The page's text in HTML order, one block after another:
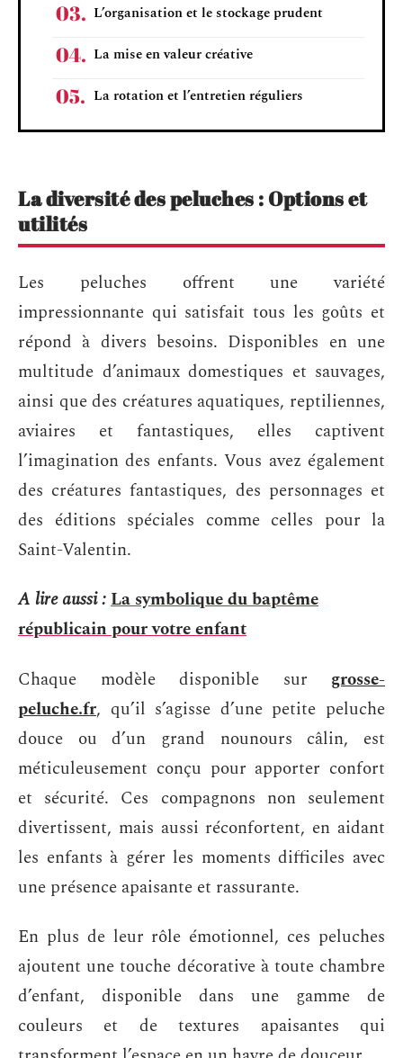
L’organisation et le stockage prudent
La mise en valeur créative
La rotation et l’entretien réguliers
La diversité des peluches : Options et
utilités
Les peluches offrent une variété
impressionnante qui satisfait tous les goûts et
répond à divers besoins. Disponibles en une
multitude d’animaux domestiques et sauvages,
ainsi que des créatures aquatiques, reptiliennes,
aviaires et fantastiques, elles captivent
l’imagination des enfants. Vous avez également
des créatures fantastiques, des personnages et
des éditions spéciales comme celles pour la
Saint-Valentin.
A lire aussi :La symbolique du baptême
républicain pour votre enfant
Chaque modèle disponible sur grosse-
peluche.fr, qu’il s’agisse d’une petite peluche
douce ou d’un grand nounours câlin, est
méticuleusement conçu pour apporter confort
et sécurité. Ces compagnons non seulement
divertissent, mais aussi réconfortent, en aidant
les enfants à gérer les moments difficiles avec
une présence apaisante et rassurante.
En plus de leur rôle émotionnel, ces peluches
ajoutent une touche décorative à toute chambre
d’enfant, disponible dans une gamme de
couleurs et de textures apaisantes qui